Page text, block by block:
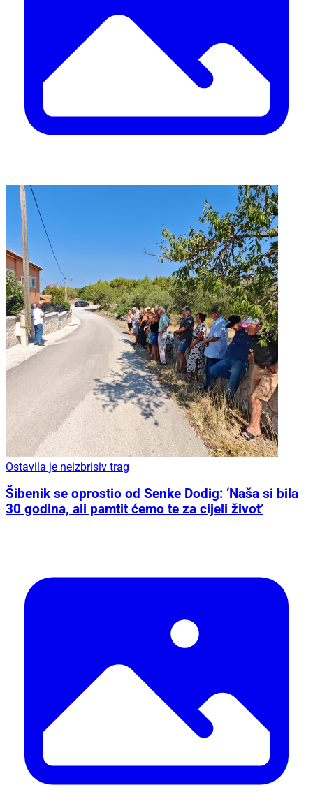
Ostavila je neizbrisiv trag
Šibenik se oprostio od Senke Dodig: ‘Naša si bila
30 godina, ali pamtit ćemo te za cijeli život’